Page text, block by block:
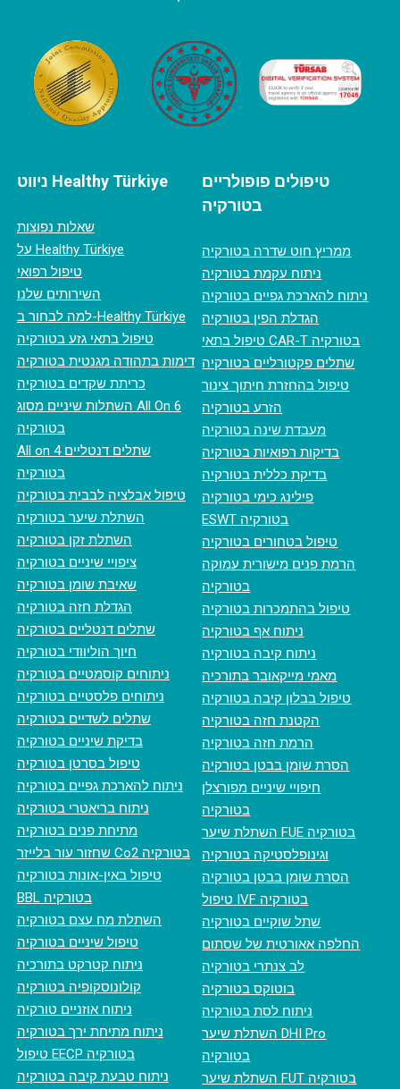
ניווט Healthy Türkiye
שאלות נפוצות
על Healthy Türkiye
טיפול רפואי
השירותים שלנו
למה לבחור ב-Healthy Türkiye
טיפול בתאי גזע בטורקיה
דימות בתהודה מגנטית בטורקיה
כריתת שקדים בטורקיה
השתלות שיניים מסוג All On 6
בטורקיה
All on 4 שתלים דנטליים
בטורקיה
טיפול אבלציה לבבית בטורקיה
השתלת שיער בטורקיה
השתלת זקן בטורקיה
ציפויי שיניים בטורקיה
שאיבת שומן בטורקיה
הגדלת חזה בטורקיה
שתלים דנטליים בטורקיה
חיוך הוליוודי בטורקיה
ניתוחים קוסמטיים בטורקיה
ניתוחים פלסטיים בטורקיה
שתלים לשדיים בטורקיה
בדיקת שיניים בטורקיה
טיפול בסרטן בטורקיה
ניתוח להארכת גפיים בטורקיה
ניתוח בריאטרי בטורקיה
מתיחת פנים בטורקיה
‏שחזור עור בלייזר Co2 בטורקיה
טיפול באין-אונות בטורקיה
BBL בטורקיה
השתלת מח עצם בטורקיה
טיפול שיניים בטורקיה
ניתוח קטרקט בתורכיה
קולונוסקופיה בטורקיה
ניתוח אוזניים טורקיה
ניתוח מתיחת ירך בטורקיה
טיפול EECP בטורקיה
ניתוח טבעת קיבה בטורקיה
טיפולים פופולריים
בטורקיה
ממריץ חוט שדרה בטורקיה
ניתוח עקמת בטורקיה
ניתוח להארכת גפיים בטורקיה
הגדלת הפין בטורקיה
טיפול בתאי CAR-T בטורקיה
שתלים פקטורליים בטורקיה
טיפול בהחזרת חיתוך צינור
הזרע בטורקיה
מעבדת שינה בטורקיה
בדיקות רפואיות בטורקיה
בדיקת כללית בטורקיה
פילינג כימי בטורקיה
ESWT בטורקיה
טיפול בטחורים בטורקיה
הרמת פנים מישורית עמוקה
בטורקיה
טיפול בהתמכרות בטורקיה
ניתוח אף בטורקיה
ניתוח קיבה בטורקיה
מאמי מייקאובר בתורכיה
טיפול בבלון קיבה בטורקיה
הקטנת חזה בטורקיה
הרמת חזה בטורקיה
הסרת שומן בבטן בטורקיה
חיפויי שיניים מפורצלן
בטורקיה
השתלת שיער FUE בטורקיה
וגינופלסטיקה בטורקיה
הסרת שומן בבטן בטורקיה
טיפול IVF בטורקיה
שתל שוקיים בטורקיה
החלפה אאורטית של שסתום
לב צנתרי בטורקיה
בוטוקס בטורקיה
ניתוח לסת בטורקיה
השתלת שיער DHI Pro
בטורקיה
השתלת שיער FUT בטורקיה